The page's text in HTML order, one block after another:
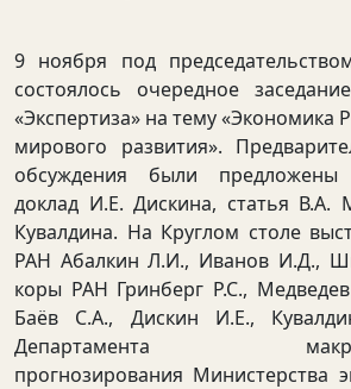
9 ноября под
состоялось очередное
«Экспертиза» на тему «Экономика
мирового развития».
обсуждения были предложены
доклад И.Е. Дискина, статья В.А.
Кувалдина. На Круглом столе
РАН Абалкин Л.И., Иванов И.Д.,
коры РАН Гринберг Р.С.,
Баёв С.А., Дискин И.Е.,
Департамента
прогнозирования Министерства